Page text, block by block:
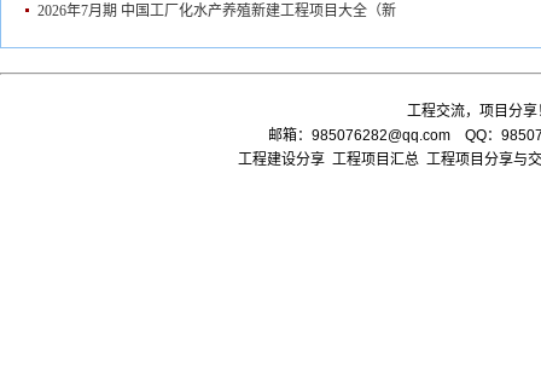
2026年7月期 中国工厂化水产养殖新建工程项目大全（新
工程交流，项目分享
邮箱： 985076282@qq.com QQ：
工程建设分享 工程项目汇总 工程项目分享与